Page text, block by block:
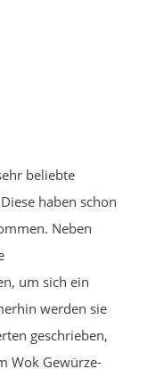
beliebte
haben schon
Neben
um sich ein
werden sie
geschrieben,
Wok Gewürze-